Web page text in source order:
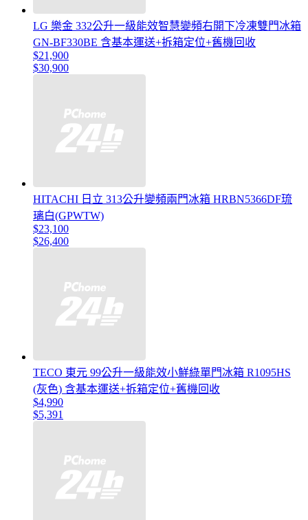
LG 樂金 332公升一級能效智慧變頻右開下冷凍雙門冰箱
GN-BF330BE 含基本運送+拆箱定位+舊機回收
$21,900
$30,900
HITACHI 日立 313公升變頻兩門冰箱 HRBN5366DF琉
璃白(GPWTW)
$23,100
$26,400
TECO 東元 99公升一級能效小鮮綠單門冰箱 R1095HS
(灰色) 含基本運送+拆箱定位+舊機回收
$4,990
$5,391